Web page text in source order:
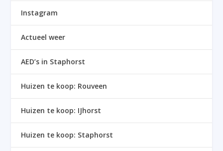
Instagram
Actueel weer
AED’s in Staphorst
Huizen te koop: Rouveen
Huizen te koop: IJhorst
Huizen te koop: Staphorst